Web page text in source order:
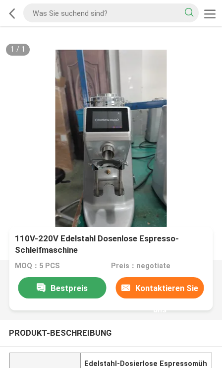
1 / 1
110V-220V Edelstahl Dosenlose Espresso-
Schleifmaschine
MOQ：5 PCS Preis：negotiate
Bestpreis Kontaktieren Sie
uns
PRODUKT-BESCHREIBUNG
Edelstahl-Dosierlose Espressomüh